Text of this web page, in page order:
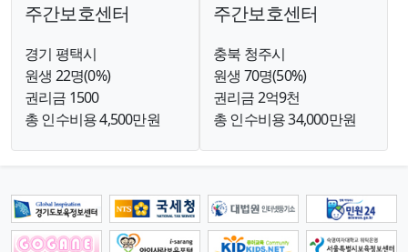
주간보호센터
경기 평택시
원생 22명(0%)
권리금 1500
총 인수비용 4,500만원
주간보호센터
충북 청주시
원생 70명(50%)
권리금 2억9천
총 인수비용 34,000만원